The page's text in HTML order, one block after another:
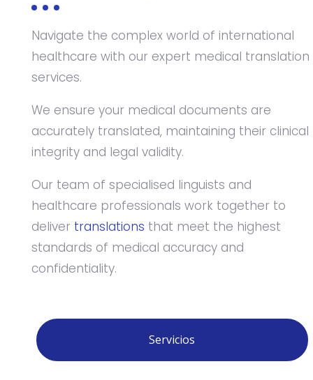
Navigate the complex world of international
healthcare with our expert medical translation
services.
We ensure your medical documents are
accurately translated, maintaining their clinical
integrity and legal validity.
Our team of specialised linguists and
healthcare professionals work together to
deliver translations that meet the highest
standards of medical accuracy and
confidentiality.
Servicios